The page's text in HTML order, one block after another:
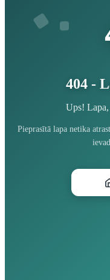
404 -
Ups! Lapa,
Pieprasītā lapa netika